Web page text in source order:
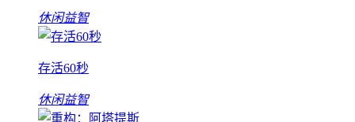
休闲益智
存活60秒
休闲益智